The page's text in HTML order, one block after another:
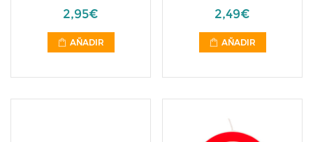
2,95€
AÑADIR
2,49€
AÑADIR